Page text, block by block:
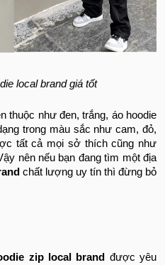
local brand giá tốt
thuộc như đen, trắng, áo hoodie
trong màu sắc như cam, đỏ,
tất cả mọi sở thích cũng như
nên nếu bạn đang tìm một địa
d chất lượng uy tín thì đừng bỏ
zip local brand
được yêu